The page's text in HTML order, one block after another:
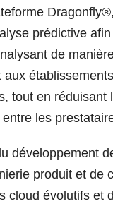
prédictive
de
tout en
les
développement
produit et de
cloud évolutifs et